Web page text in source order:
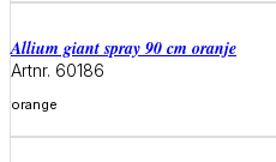
allium giant spray 90 cm oranje
Artnr. 60186
orange
Meer informatie